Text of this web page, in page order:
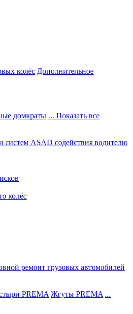
колёс Дополнительное
домкраты ... Показать все
систем ASAD содействия водителю
колёс
ремонт грузовых автомобилей
PREMA Жгуты PREMA ...